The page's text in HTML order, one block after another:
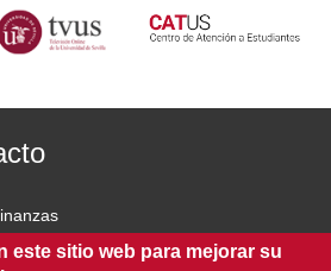
s/n 41018 Sevilla
este sitio web para mejorar su